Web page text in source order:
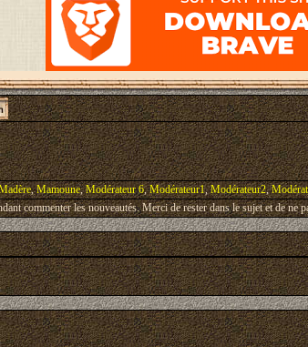
,Mamoune,Modérateur 6,Modérateur1,Modérateur2,
commenter les nouveautés. Merci de rester dans le sujet et de ne